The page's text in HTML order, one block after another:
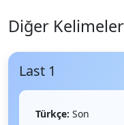
Diğer Kelimeler
Last 1
Türkçe: Son